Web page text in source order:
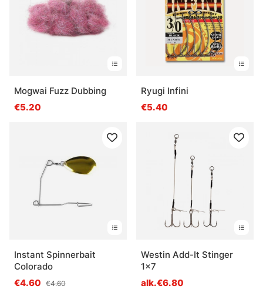
Mogwai Fuzz Dubbing
€5.20
Ryugi Infini
€5.40
Instant Spinnerbait
Colorado
€4.60 €4.60
Westin Add-It Stinger
1x7
alk.€6.80